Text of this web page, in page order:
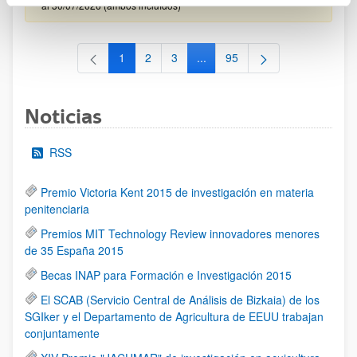
al 30/07/2026 (ambos incluídos)
Página
1 Página
2 Página
3 ...Páginas intermedias Use TAB
Página
95
Noticias
RSS
Premio Victoria Kent 2015 de investigación en materia
penitenciaria
Premios MIT Technology Review innovadores menores
de 35 España 2015
Becas INAP para Formación e Investigación 2015
El SCAB (Servicio Central de Análisis de Bizkaia) de los
SGIker y el Departamento de Agricultura de EEUU trabajan
conjuntamente